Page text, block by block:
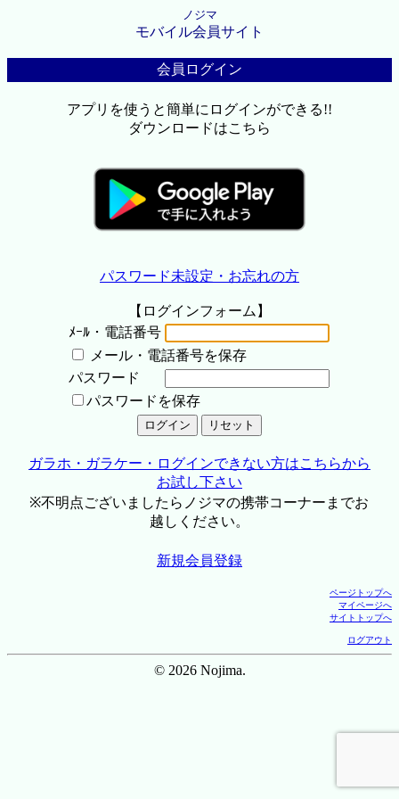
ノジマ
モバイル会員サイト
会員ログイン
アプリを使うと簡単にログインができる!!
ダウンロードはこちら
パスワード未設定・お忘れの方
【ログインフォーム】
ﾒｰﾙ・電話番号
メール・電話番号を保存
パスワード
パスワードを保存
ガラホ・ガラケー・ログインできない方はこちらから
お試し下さい
※不明点ございましたらノジマの携帯コーナーまでお
越しください。
新規会員登録
ページトップへ
マイページへ
サイトトップへ
ログアウト
© 2026 Nojima.